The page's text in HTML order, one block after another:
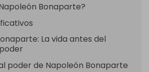
Bonaparte?
La vida antes del
poder de Napoleón Bonaparte